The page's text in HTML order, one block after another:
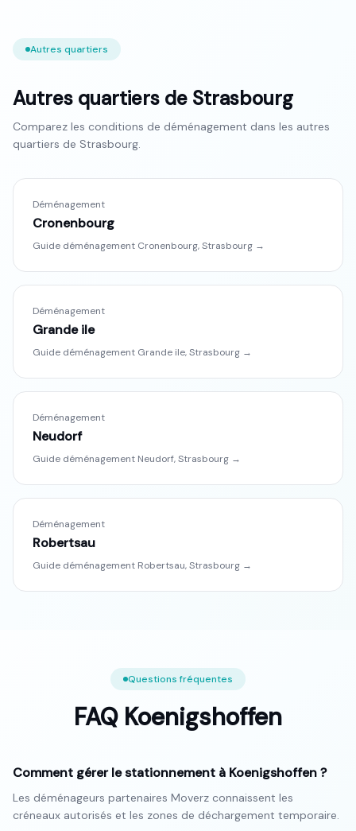
Autres quartiers
Autres quartiers de Strasbourg
Comparez les conditions de déménagement dans les autres
quartiers de Strasbourg.
Déménagement
Cronenbourg
Guide déménagement Cronenbourg,Strasbourg →
Déménagement
Grande ile
Guide déménagement Grande ile,Strasbourg →
Déménagement
Neudorf
Guide déménagement Neudorf,Strasbourg →
Déménagement
Robertsau
Guide déménagement Robertsau,Strasbourg →
Questions fréquentes
FAQ Koenigshoffen
Comment gérer le stationnement à Koenigshoffen ?
Les déménageurs partenaires Moverz connaissent les
créneaux autorisés et les zones de déchargement temporaire.